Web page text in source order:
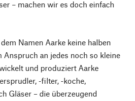
– machen wir es doch einfach
Namen Aarke keine halben
Anspruch an jedes noch so kleine
und produziert Aarke
-filter, -koche,
Gläser – die überzeugend